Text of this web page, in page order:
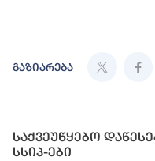
გაზიარება
საქვეუწყებო
სსიპ-ები